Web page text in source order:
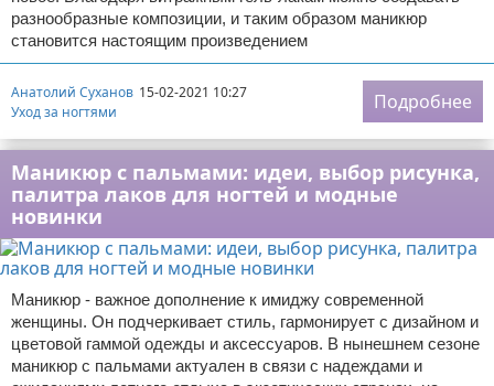
разнообразные композиции, и таким образом маникюр
становится настоящим произведением
Анатолий Суханов 15-02-2021 10:27
Уход за ногтями
Подробнее
Маникюр с пальмами: идеи, выбор рисунка,
палитра лаков для ногтей и модные
новинки
Маникюр - важное дополнение к имиджу современной
женщины. Он подчеркивает стиль, гармонирует с дизайном и
цветовой гаммой одежды и аксессуаров. В нынешнем сезоне
маникюр с пальмами актуален в связи с надеждами и